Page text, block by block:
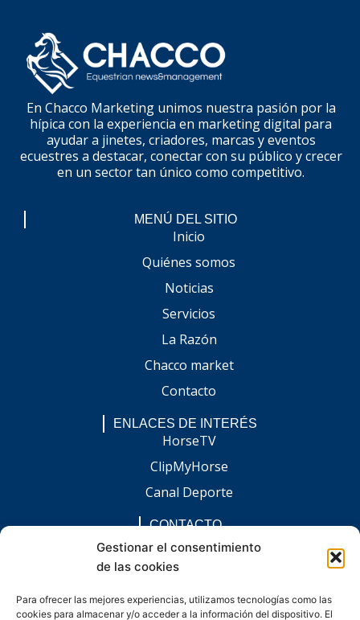
Gestionar el consentimiento
de las cookies
Para ofrecer las mejores experiencias, utilizamos tecnologías como las
cookies para almacenar y/o acceder a la información del dispositivo. El
En Chacco Marketing unimos nuestra pasión por la
hípica con la experiencia en marketing digital para
ayudar a jinetes, criadores, marcas y eventos
ecuestres a destacar, conectar con su público y crecer
en un sector tan único como competitivo.
MENÚ DEL SITIO
Inicio
Quiénes somos
Noticias
Servicios
La Razón
Chacco market
Contacto
ENLACES DE INTERÉS
HorseTV
ClipMyHorse
Canal Deporte
CONTACTO
comunicacion@chaccoinfo.com
Presentes en todo el ámbito nacional
F
I
L
E
W